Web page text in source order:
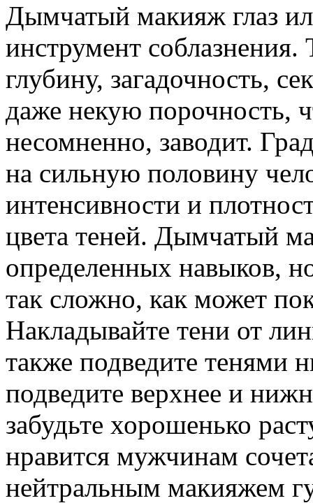
Дымчатый макияж глаз
инструмент
глубину, загадочность,
даже некую порочность,
несомненно, заводит.
на сильную половину
интенсивности и
цвета теней. Дымчатый
определенных навыков,
так сложно, как может
Накладывайте тени от
также подведите тенями
подведите верхнее и
забудьте хорошенько
нравится мужчинам
нейтральным макияжем